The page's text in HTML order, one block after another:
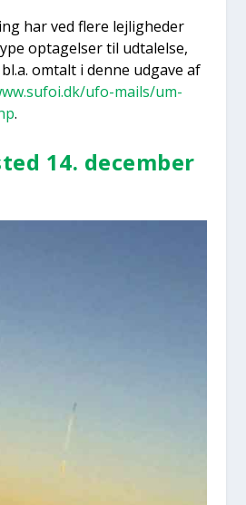
har ved fle­re lej­lig­he­der
opta­gel­ser til udta­lel­se,
omtalt i den­ne udga­ve af
ufo-mails/um-
.
14. decem­ber